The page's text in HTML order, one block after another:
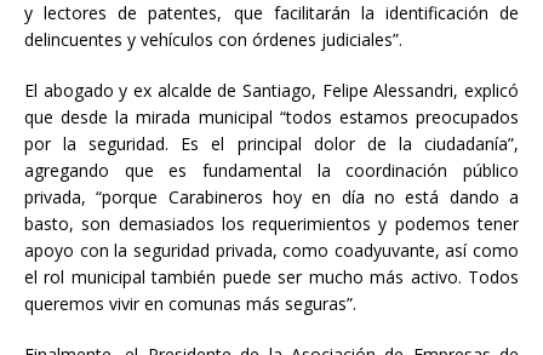
y lectores de patentes, que facilitarán la identificación de
delincuentes y vehículos con órdenes judiciales”.
El abogado y ex alcalde de Santiago, Felipe Alessandri, explicó
que desde la mirada municipal “todos estamos preocupados
por la seguridad. Es el principal dolor de la ciudadanía”,
agregando que es fundamental la coordinación público
privada, “porque Carabineros hoy en día no está dando a
basto, son demasiados los requerimientos y podemos tener
apoyo con la seguridad privada, como coadyuvante, así como
el rol municipal también puede ser mucho más activo. Todos
queremos vivir en comunas más seguras”.